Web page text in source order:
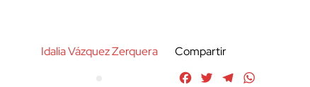
Idalia Vázquez Zerquera
Compartir
FacebookTwitterTelegram